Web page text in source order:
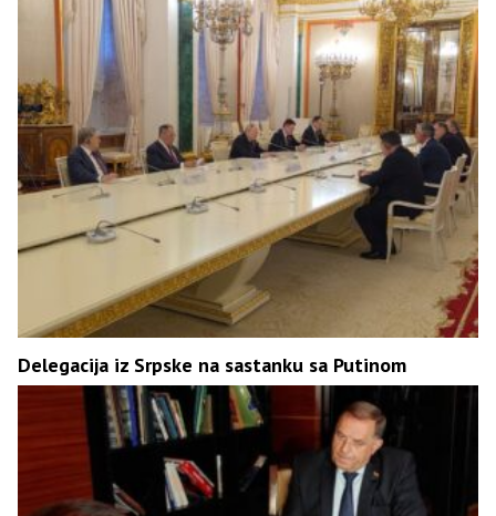
Delegacija iz Srpske na sastanku sa Putinom